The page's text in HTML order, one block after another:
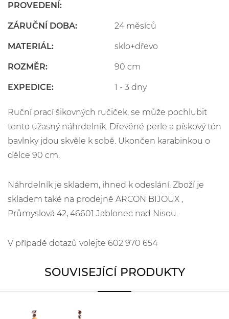
PROVEDENÍ:
ZÁRUČNÍ DOBA: 24 měsíců
MATERIÁL: sklo+dřevo
ROZMĚR: 90 cm
EXPEDICE: 1 - 3 dny
Ruční prací šikovných ručiček, se může pochlubit
tento úžasný náhrdelník. Dřevěné perle a pískový tón
bavlnky jdou skvěle k sobě. Ukončen karabinkou o
délce 90 cm.
Náhrdelník je skladem, ihned k odeslání. Zboží je
skladem také na prodejně ARCON BIJOUX ,
Průmyslová 42, 46601 Jablonec nad Nisou.
V případě dotazů volejte 602 970 654
SOUVISEJÍCÍ PRODUKTY